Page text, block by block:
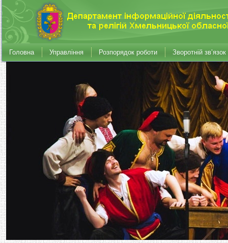
Головна Управління Розпорядок роботи Зворотній зв’язок